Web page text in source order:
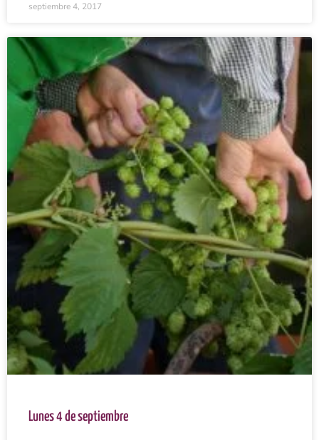
septiembre 4, 2017
Lunes 4 de septiembre